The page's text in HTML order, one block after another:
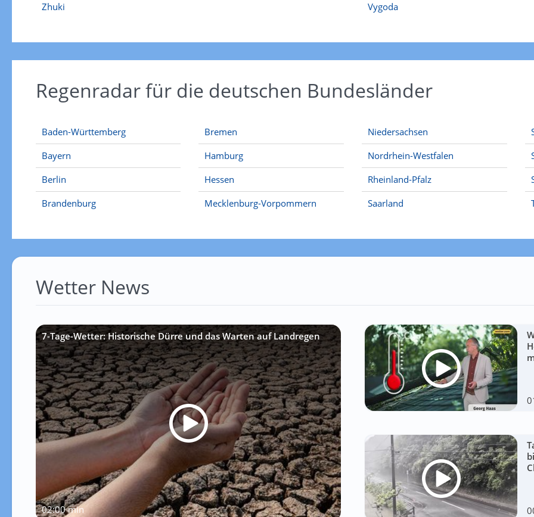
Zhuki
Vygoda
Regenradar für die deutschen Bundesländer
Baden-Württemberg
Bayern
Berlin
Brandenburg
Bremen
Hamburg
Hessen
Mecklenburg-Vorpommern
Niedersachsen
Nordrhein-Westfalen
Rheinland-Pfalz
Saarland
Wetter News
7-Tage-Wetter: Historische Dürre und das Warten auf Landregen
02:00 min